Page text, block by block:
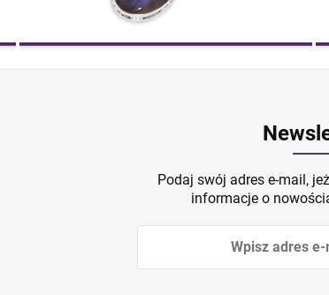
Podaj swój adres e-mail,
informacje o